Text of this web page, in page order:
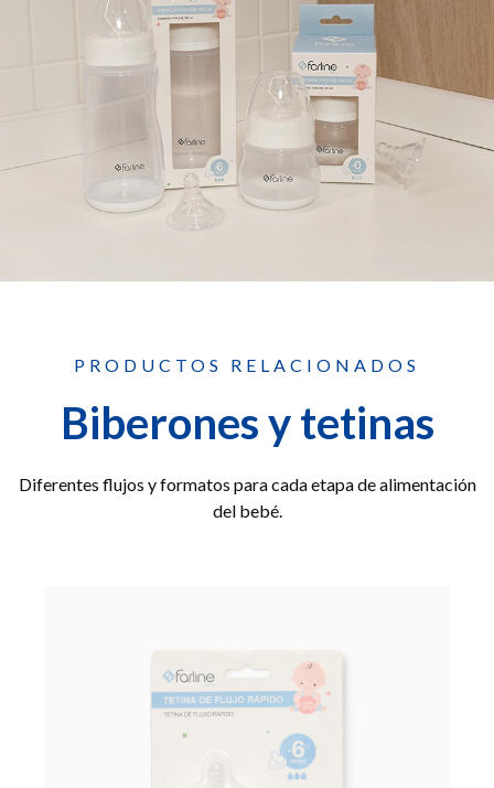
PRODUCTOS RELACIONADOS
Biberones y tetinas
Diferentes flujos y formatos para cada etapa de alimentación
del bebé.